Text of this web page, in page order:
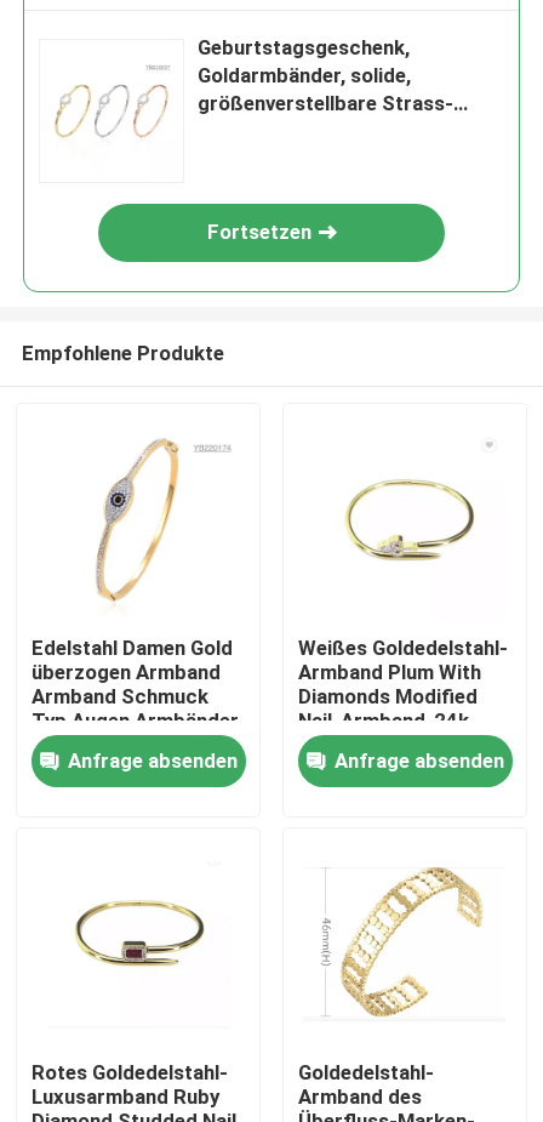
Nach Hause
Kontakte
Geburtstagsgeschenk,
Goldarmbänder, solide,
größenverstellbare Strass-
Fortsetzen
Empfohlene Produkte
Edelstahl Damen Gold
überzogen Armband
Armband Schmuck
Typ Augen Armbänder
Armbänder
Anfrage absenden
Weißes Goldedelstahl-
Armband Plum With
Diamonds Modified
Nail-Armband-24k
Anfrage absenden
Rotes Goldedelstahl-
Luxusarmband Ruby
Goldedelstahl-
Armband des